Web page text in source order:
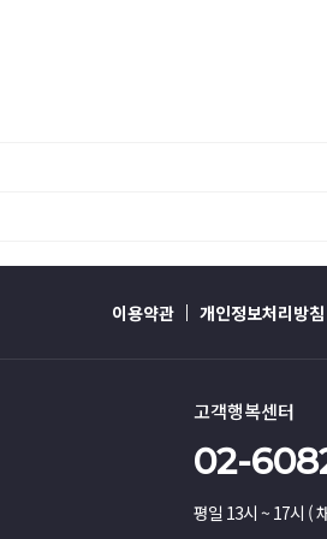
이용약관 개인정보처리방침
고객행복센터
02-
평일 13시 ~ 17시 (